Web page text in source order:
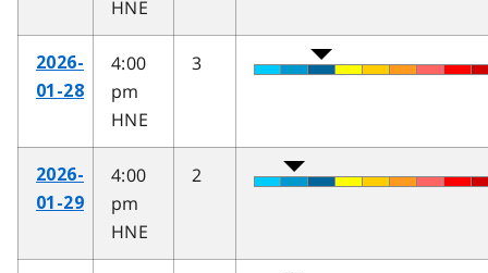
HNE
2026-
01-28
4:00
pm
HNE
3
2026-
01-29
4:00
pm
HNE
2